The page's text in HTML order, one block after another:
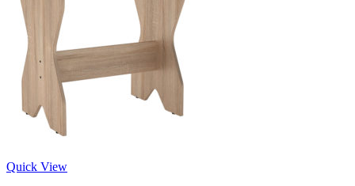
Quick View